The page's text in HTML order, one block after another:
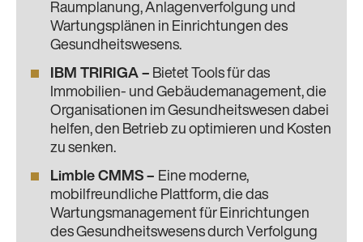
Raumplanung, Anlagenverfolgung und
Wartungsplänen in Einrichtungen des
Gesundheitswesens.
IBM TRIRIGA – Bietet Tools für das
Immobilien- und Gebäudemanagement, die
Organisationen im Gesundheitswesen dabei
helfen, den Betrieb zu optimieren und Kosten
zu senken.
Limble CMMS – Eine moderne,
mobilfreundliche Plattform, die das
Wartungsmanagement für Einrichtungen
des Gesundheitswesens durch Verfolgung